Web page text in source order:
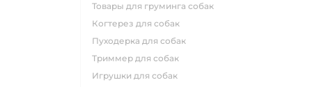
товары для груминга собак
когтерез для собак
пуходерка для собак
триммер для собак
игрушки для собак